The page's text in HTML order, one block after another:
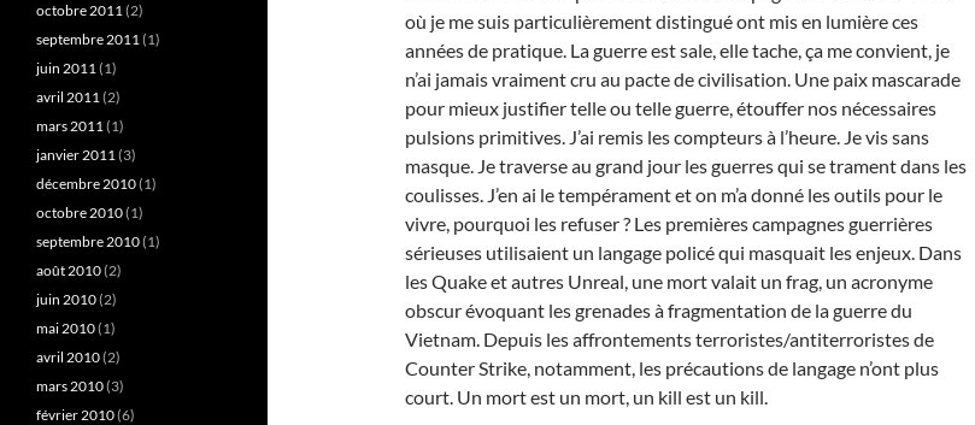
où je me suis particulièrement distingué ont mis en lumière ces
années de pratique. La guerre est sale, elle tache, ça me convient, je
n’ai jamais vraiment cru au pacte de civilisation. Une paix mascarade
pour mieux justifier telle ou telle guerre, étouffer nos nécessaires
pulsions primitives. J’ai remis les compteurs à l’heure. Je vis sans
masque. Je traverse au grand jour les guerres qui se trament dans les
coulisses. J’en ai le tempérament et on m’a donné les outils pour le
vivre, pourquoi les refuser ? Les premières campagnes guerrières
sérieuses utilisaient un langage policé qui masquait les enjeux. Dans
les Quake et autres Unreal, une mort valait un frag, un acronyme
obscur évoquant les grenades à fragmentation de la guerre du
Vietnam. Depuis les affrontements terroristes/antiterroristes de
Counter Strike, notamment, les précautions de langage n’ont plus
court. Un mort est un mort, un kill est un kill.
octobre 2011(2)
septembre 2011(1)
juin 2011(1)
avril 2011(2)
mars 2011(1)
janvier 2011(3)
décembre 2010(1)
octobre 2010(1)
septembre 2010(1)
août 2010(2)
juin 2010(2)
mai 2010(1)
avril 2010(2)
mars 2010(3)
février 2010(6)